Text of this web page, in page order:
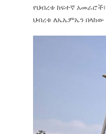
የህብረቱ ከፍተኛ
ህብረቱ ለኤኤምኤን